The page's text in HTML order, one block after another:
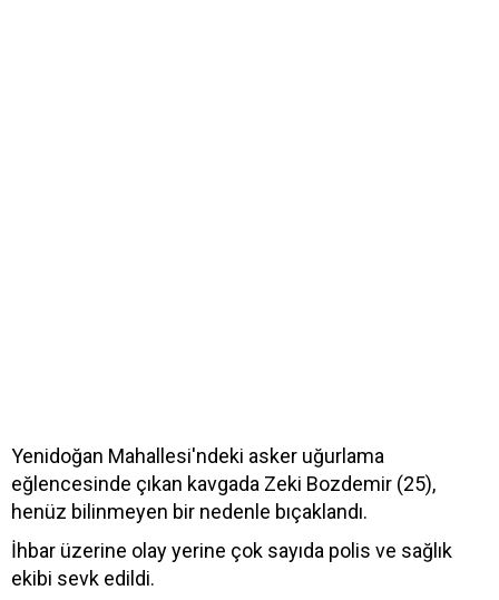
Yenidoğan Mahallesi'ndeki asker uğurlama
eğlencesinde çıkan kavgada Zeki Bozdemir (25),
henüz bilinmeyen bir nedenle bıçaklandı.
İhbar üzerine olay yerine çok sayıda polis ve sağlık
ekibi sevk edildi.